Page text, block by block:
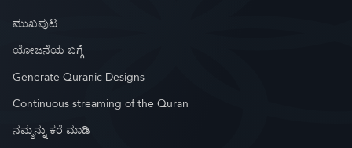
ಮುಖಪುಟ
ಯೋಜನೆಯ ಬಗ್ಗೆ
Generate Quranic Designs
Continuous streaming of the Quran
ನಮ್ಮನ್ನು ಕರೆ ಮಾಡಿ